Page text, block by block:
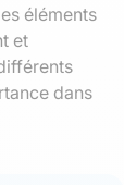
éléments
et
dans